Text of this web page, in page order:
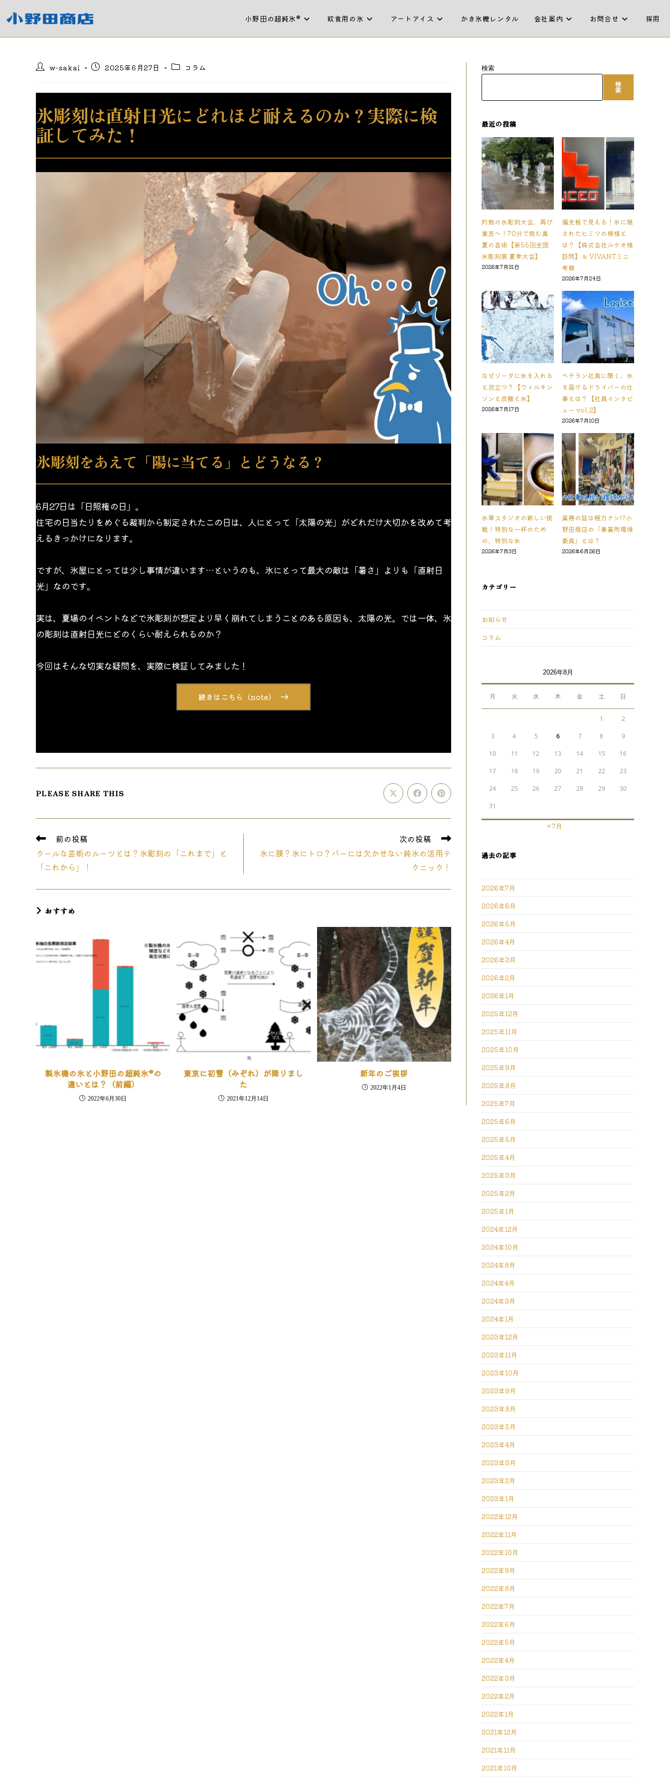
ン
小野田の超純氷® 飲食用の氷 アートアイス かき氷機レンタル 会社案内 お問合せ 採用
投
w-sakai
投
開
2025年6月27日
投
テ
リ
ー:
コラム
氷彫刻は直射日光にどれほど耐えるのか？実際に検
証してみた！
氷彫刻をあえて「陽に当てる」とどうなる？
6月27日は「日照権の日」。
住宅の日当たりをめぐる裁判から制定されたこの日は、人にとって「太陽の光」がどれだけ大切かを改めて考
えるきっかけになります。
ですが、氷屋にとっては少し事情が違います…というのも、氷にとって最大の敵は「暑さ」よりも「直射日
光」なのです。
実は、夏場のイベントなどで氷彫刻が想定より早く崩れてしまうことのある原因も、太陽の光。では一体、氷
の彫刻は直射日光にどのくらい耐えられるのか？
今回はそんな切実な疑問を、実際に検証してみました！
続きはこちら（note）
PLEASE SHARE THIS Opens
in
new
Opens
in
new
Opens
in
new
そ
他
の
む
前の投稿
クールな芸術のルーツとは？氷彫刻の「これまで」と
「これから」！
次の投稿
氷に膜？氷にトロ？バーには欠かせない純氷の活用テ
クニック！
おすすめ
製氷機の氷と小野田の超純氷®の
違いとは？（前編）
2022年6月30日
東京に初雪（みぞれ）が降りまし
た
2021年12月14日
新年のご挨拶
2022年1月4日
検索
検
索
最近の投稿
灼熱の氷彫刻大会、再び
東京へ！70分で挑む真
夏の芸術【第55回全国
氷彫刻展 夏季大会】
2026年7月31日
偏光板で見える！氷に隠
されたヒミツの模様と
は？【株式会社ルケオ様
訪問】＆ VIVANTミニ
考察
2026年7月24日
なぜソーダに氷を入れる
と泡立つ？【ウィルキン
ソンと炭酸と氷】
2026年7月17日
ベテラン社員に聞く、氷
を届けるドライバーの仕
事とは？【社員インタビ
ュー vol.2】
2026年7月10日
氷華スタジオの新しい挑
戦！特別な一杯のため
の、特別な氷
2026年7月3日
業務の話は極力ナシ!?小
野田商店の「事業所環境
委員」とは？
2026年6月26日
カテゴリー
お知らせ
コラム
2026年8月
月 火 水 木 金 土 日
1 2
3 4 5 6 7 8 9
10 11 12 13 14 15 16
17 18 19 20 21 22 23
24 25 26 27 28 29 30
31
« 7月
過去の記事
2026年7月
2026年6月
2026年5月
2026年4月
2026年3月
2026年2月
2026年1月
2025年12月
2025年11月
2025年10月
2025年9月
2025年8月
2025年7月
2025年6月
2025年5月
2025年4月
2025年3月
2025年2月
2025年1月
2024年12月
2024年10月
2024年8月
2024年4月
2024年3月
2024年1月
2023年12月
2023年11月
2023年10月
2023年9月
2023年8月
2023年5月
2023年4月
2023年3月
2023年2月
2023年1月
2022年12月
2022年11月
2022年10月
2022年9月
2022年8月
2022年7月
2022年6月
2022年5月
2022年4月
2022年3月
2022年2月
2022年1月
2021年12月
2021年11月
2021年10月